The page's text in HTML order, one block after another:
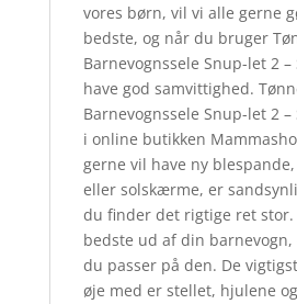
vores børn, vil vi alle gerne
bedste, og når du bruger
Barnevognssele Snup-let 2
have god samvittighed.
Barnevognssele Snup-let 2
i online butikken
gerne vil have ny
eller solskærme, er
du finder det rigtige ret stor.
bedste ud af din
du passer på den. De
øje med er stellet, hjulene